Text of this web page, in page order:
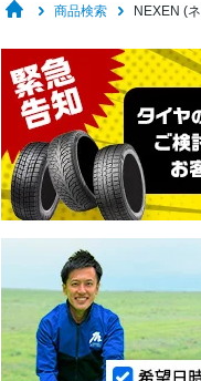
商品検索 NEXEN (